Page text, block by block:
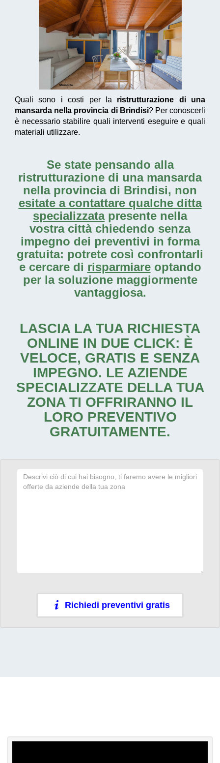
Quali sono i costi per la ristrutturazione di una
mansarda nella provincia di Brindisi? Per conoscerli
è necessario stabilire quali interventi eseguire e quali
materiali utilizzare.
Se state pensando alla
ristrutturazione di una mansarda
nella provincia di Brindisi, non
esitate a contattare qualche ditta
specializzatapresente nella
vostra città chiedendo senza
impegno dei preventivi in forma
gratuita: potrete così confrontarli
e cercare di risparmiareoptando
per la soluzione maggiormente
vantaggiosa.
LASCIA LA TUA RICHIESTA
ONLINE IN DUE CLICK: È
VELOCE, GRATIS E SENZA
IMPEGNO. LE AZIENDE
SPECIALIZZATE DELLA TUA
ZONA TI OFFRIRANNO IL
LORO PREVENTIVO
GRATUITAMENTE.
Richiedi preventivi gratis